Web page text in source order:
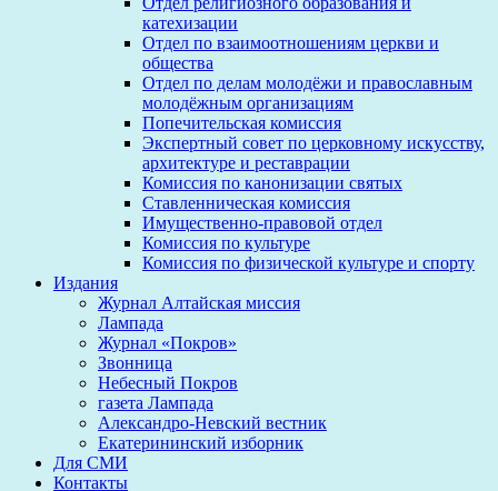
катехизации
Отдел по взаимоотношениям церкви и
общества
Отдел по делам молодёжи и православным
молодёжным организациям
Попечительская комиссия
Экспертный совет по церковному искусству,
архитектуре и реставрации
Комиссия по канонизации святых
Ставленническая комиссия
Имущественно-правовой отдел
Комиссия по культуре
Комиссия по физической культуре и спорту
Издания
Журнал Алтайская миссия
Лампада
Журнал «Покров»
Звонница
Небесный Покров
газета Лампада
Александро-Невский вестник
Екатерининский изборник
Для СМИ
Контакты